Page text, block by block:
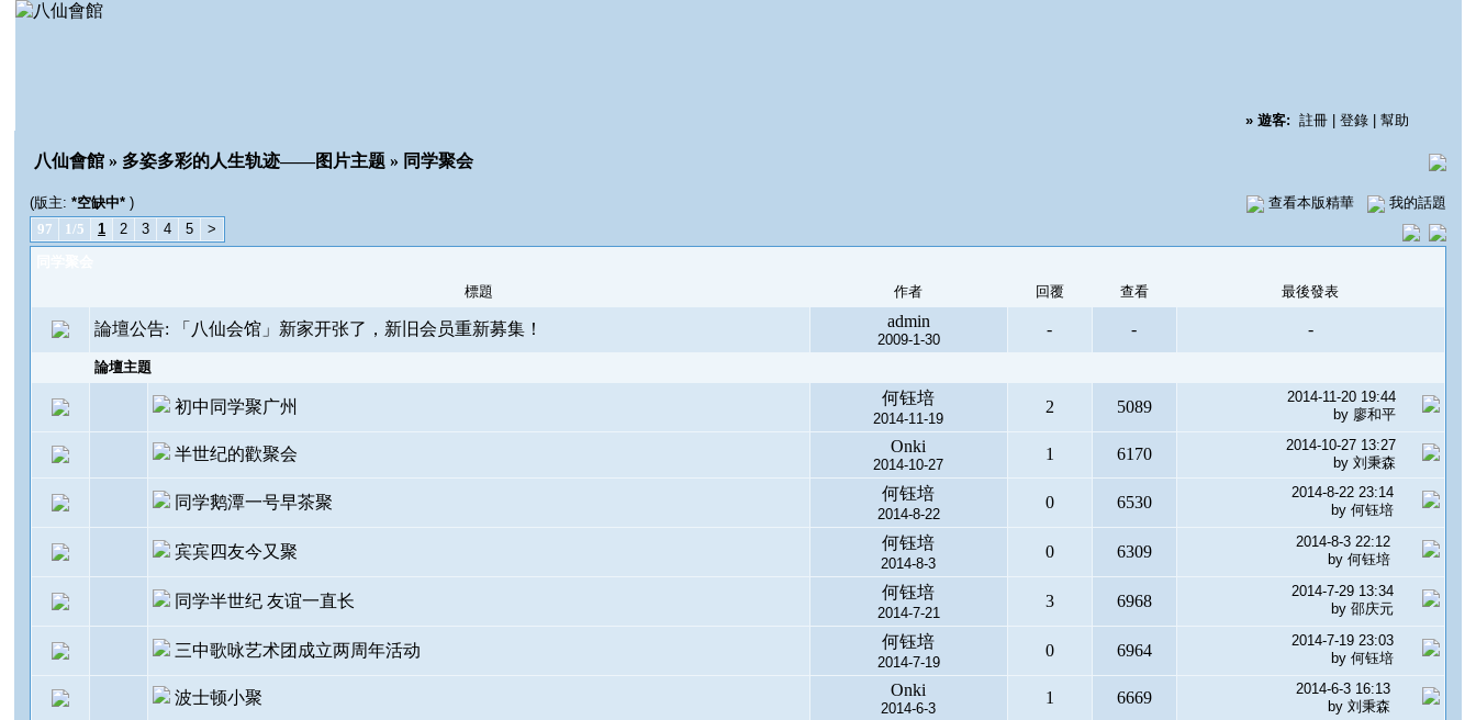
» 遊客: 註冊 登錄 幫助
八仙會館» 多姿多彩的人生轨迹——图片主题» 同学聚会
(版主: *空缺中* ) 查看本版精華
我的話題
97
1/5 1 2 3 4 5
>
標題
作者 回覆 查看 最後發表
論壇公告: 「八仙会馆」新家开张了，新旧会员重新募集！ admin
2009-1-30
- - -
論壇主題
初中同学聚广州 何钰培
2014-11-19
2 5089
2014-11-20 19:44
by 廖和平
半世纪的歡聚会 Onki
2014-10-27
1 6170
2014-10-27 13:27
by 刘秉森
同学鹅潭一号早茶聚 何钰培
2014-8-22
0 6530
2014-8-22 23:14
by 何钰培
宾宾四友今又聚 何钰培
2014-8-3
0 6309
2014-8-3 22:12
by 何钰培
同学半世纪 友谊一直长 何钰培
2014-7-21
3 6968
2014-7-29 13:34
by 邵庆元
三中歌咏艺术团成立两周年活动 何钰培
2014-7-19
0 6964
2014-7-19 23:03
by 何钰培
波士顿小聚 Onki
2014-6-3
1 6669
2014-6-3 16:13
by 刘秉森